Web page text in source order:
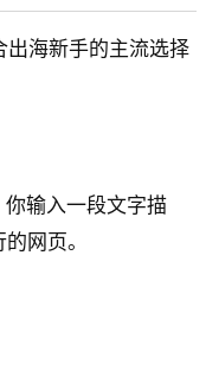
海新手的主流选择
输入一段文字描
网页。